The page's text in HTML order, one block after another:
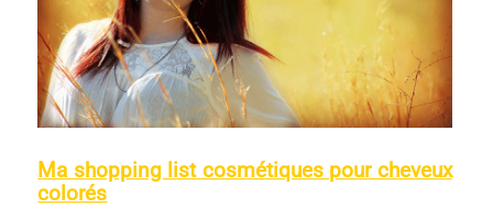
Ma shopping list cosmétiques pour cheveux
colorés